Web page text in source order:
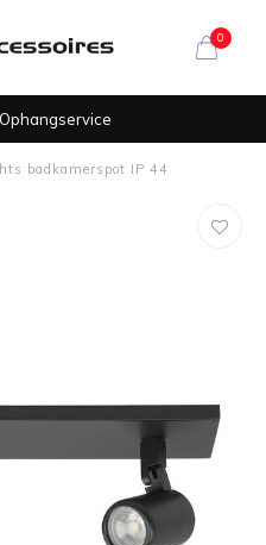
0
badkamerspot IP 44